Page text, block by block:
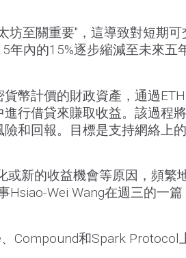
坊至關重要"，這導致對短期可
年內的15%逐步縮減至未來五
幣計價的財政資產，通過
行借貸來賺取收益。該過程
和回報。目標是支持網絡上
或新的收益機會等原因，頻繁
Hsiao-Wei Wang在週三的一篇
Compound和Spark Protocol